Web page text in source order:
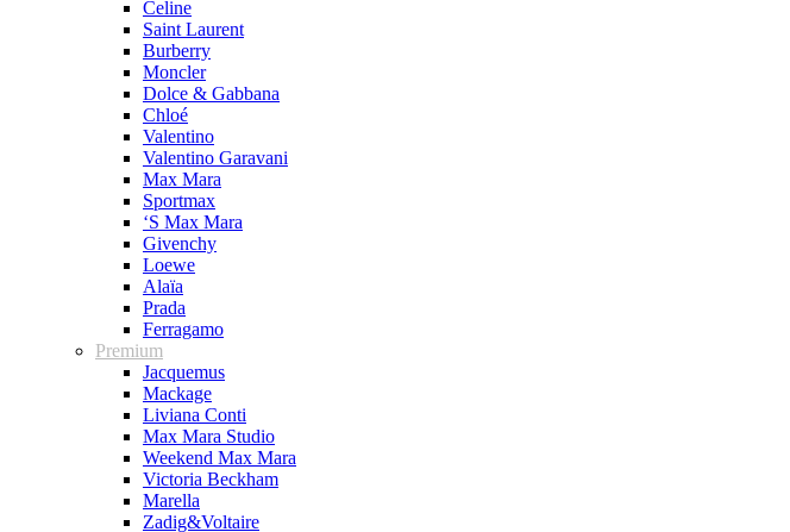
Celine
Saint Laurent
Burberry
Moncler
Dolce & Gabbana
Chloé
Valentino
Valentino Garavani
Max Mara
Sportmax
‘S Max Mara
Givenchy
Loewe
Alaïa
Prada
Ferragamo
Premium
Jacquemus
Mackage
Liviana Conti
Max Mara Studio
Weekend Max Mara
Victoria Beckham
Marella
Zadig&Voltaire